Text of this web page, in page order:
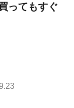
ってもすぐ